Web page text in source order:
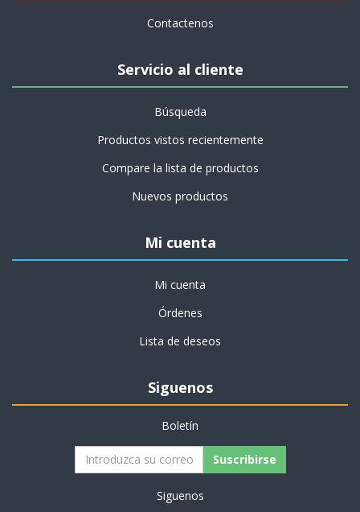
Contactenos
Servicio al cliente
Búsqueda
Productos vistos recientemente
Compare la lista de productos
Nuevos productos
Mi cuenta
Mi cuenta
Órdenes
Lista de deseos
Siguenos
Boletín
Siguenos